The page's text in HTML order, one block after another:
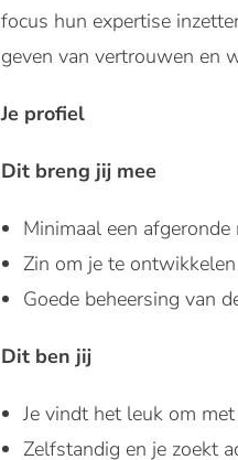
focus hun expertise
geven van vertrouwen en
Je profiel
Dit breng jij mee
Minimaal een
Zin om je te
Goede beheersing van
Dit ben jij
Je vindt het leuk om
Zelfstandig en je zoekt